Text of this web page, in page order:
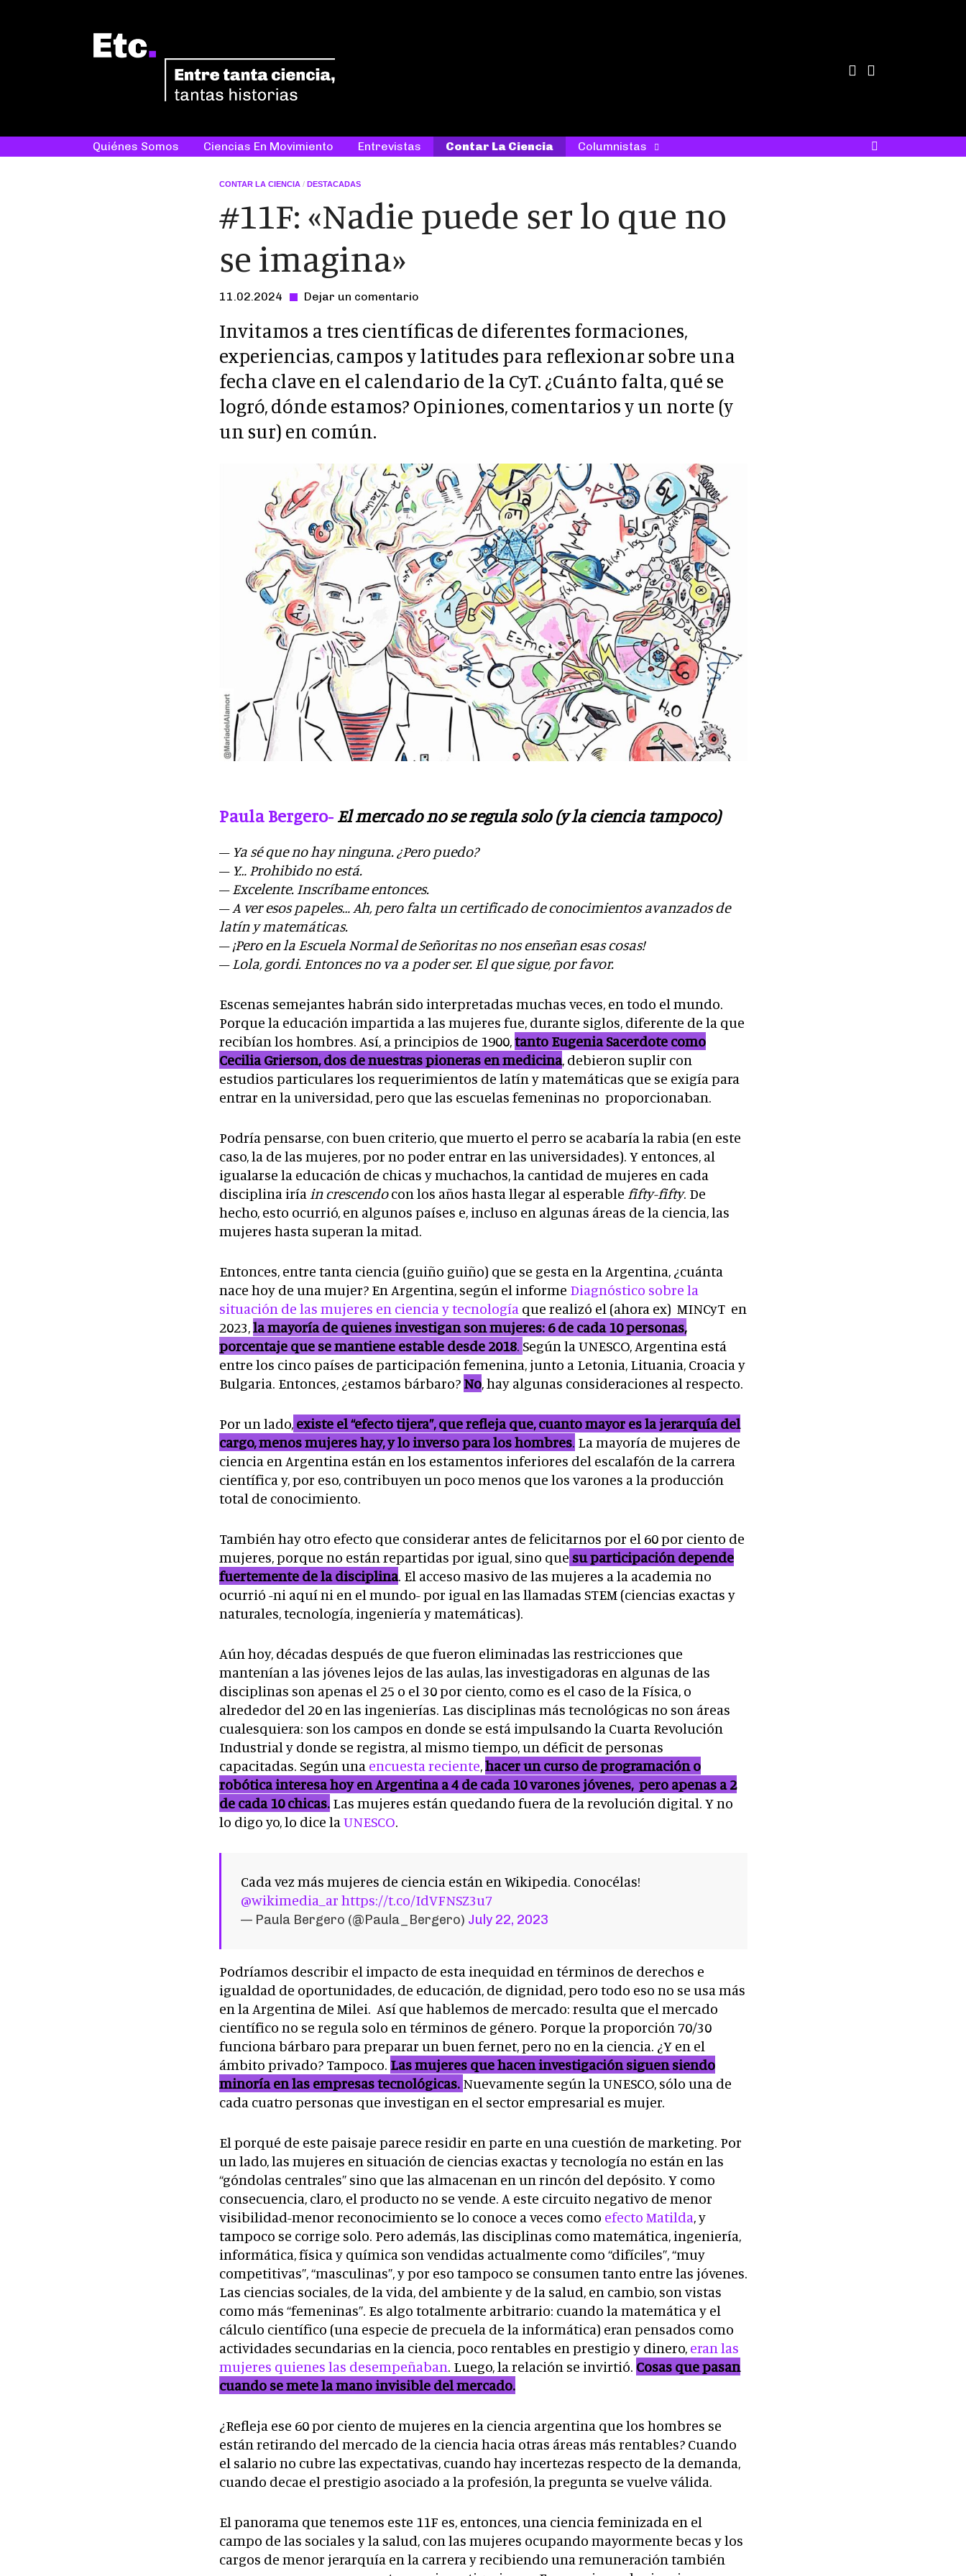
Quiénes Somos Ciencias En Movimiento Entrevistas Contar La Ciencia Columnistas
CONTAR LA CIENCIA/ DESTACADAS
#11F: «Nadie puede ser lo que no
se imagina»
11.02.2024 Dejar un comentario
Invitamos a tres científicas de diferentes formaciones,
experiencias, campos y latitudes para reflexionar sobre una
fecha clave en el calendario de la CyT. ¿Cuánto falta, qué se
logró, dónde estamos? Opiniones, comentarios y un norte (y
un sur) en común.
Paula Bergero-El mercado no se regula solo (y la ciencia tampoco)
– Ya sé que no hay ninguna. ¿Pero puedo?
– Y… Prohibido no está.
–Excelente. Inscríbame entonces.
–A ver esos papeles… Ah, pero falta un certificado de conocimientos avanzados de
latín y matemáticas.
–¡Pero en la Escuela Normal de Señoritas no nos enseñan esas cosas!
–Lola, gordi. Entonces no va a poder ser. El que sigue, por favor.
Escenas semejantes habrán sido interpretadas muchas veces, en todo el mundo.
Porque la educación impartida a las mujeres fue, durante siglos, diferente de la que
recibían los hombres. Así, a principios de 1900,tanto Eugenia Sacerdote como
Cecilia Grierson, dos de nuestras pioneras en medicina, debieron suplir con
estudios particulares los requerimientos de latín y matemáticas que se exigía para
entrar en la universidad, pero que las escuelas femeninas no proporcionaban.
Podría pensarse, con buen criterio, que muerto el perro se acabaría la rabia (en este
caso, la de las mujeres, por no poder entrar en las universidades). Y entonces, al
igualarse la educación de chicas y muchachos, la cantidad de mujeres en cada
disciplina iríain crescendocon los años hasta llegar al esperable fifty-fifty. De
hecho, esto ocurrió, en algunos países e, incluso en algunas áreas de la ciencia, las
mujeres hasta superan la mitad.
Entonces, entre tanta ciencia (guiño guiño) que se gesta en la Argentina, ¿cuánta
nace hoy de una mujer? En Argentina, según el informe Diagnóstico sobre la
situación de las mujeres en ciencia y tecnologíaque realizó el (ahora ex) MINCyT en
2023,la mayoría de quienes investigan son mujeres: 6 de cada 10 personas,
porcentaje que se mantiene estable desde 2018. Según la UNESCO, Argentina está
entre los cinco países de participación femenina, junto a Letonia, Lituania, Croacia y
Bulgaria. Entonces, ¿estamos bárbaro? No, hay algunas consideraciones al respecto.
Por un lado, existe el “efecto tijera”, que refleja que, cuanto mayor es la jerarquía del
cargo, menos mujeres hay, y lo inverso para los hombres. La mayoría de mujeres de
ciencia en Argentina están en los estamentos inferiores del escalafón de la carrera
científica y, por eso, contribuyen un poco menos que los varones a la producción
total de conocimiento.
También hay otro efecto que considerar antes de felicitarnos por el 60 por ciento de
mujeres, porque no están repartidas por igual, sino que su participación depende
fuertemente de la disciplina. El acceso masivo de las mujeres a la academia no
ocurrió -ni aquí ni en el mundo- por igual en las llamadas STEM (ciencias exactas y
naturales, tecnología, ingeniería y matemáticas).
Aún hoy, décadas después de que fueron eliminadas las restricciones que
mantenían a las jóvenes lejos de las aulas, las investigadoras en algunas de las
disciplinas son apenas el 25 o el 30 por ciento, como es el caso de la Física, o
alrededor del 20 en las ingenierías. Las disciplinas más tecnológicas no son áreas
cualesquiera: son los campos en donde se está impulsando la Cuarta Revolución
Industrial y donde se registra, al mismo tiempo, un déficit de personas
capacitadas. Según una encuesta reciente,hacer un curso de programación o
robótica interesa hoy en Argentina a 4 de cada 10 varones jóvenes, pero apenas a 2
de cada 10 chicas. Las mujeres están quedando fuera de la revolución digital. Y no
lo digo yo, lo dice laUNESCO.
Cada vez más mujeres de ciencia están en Wikipedia. Conocélas!
@wikimedia_ar https://t.co/IdVFNSZ3u7
— Paula Bergero (@Paula_Bergero) July 22, 2023
Podríamos describir el impacto de esta inequidad en términos de derechos e
igualdad de oportunidades, de educación, de dignidad, pero todo eso no se usa más
en la Argentina de Milei. Así que hablemos de mercado: resulta que el mercado
científico no se regula solo en términos de género. Porque la proporción 70/30
funciona bárbaro para preparar un buen fernet, pero no en la ciencia. ¿Y en el
ámbito privado? Tampoco. Las mujeres que hacen investigación siguen siendo
minoría en las empresas tecnológicas. Nuevamente según la UNESCO, sólo una de
cada cuatro personas que investigan en el sector empresarial es mujer.
El porqué de este paisaje parece residir en parte en una cuestión de marketing. Por
un lado, las mujeres en situación de ciencias exactas y tecnología no están en las
“góndolas centrales” sino que las almacenan en un rincón del depósito. Y como
consecuencia, claro, el producto no se vende. A este circuito negativo de menor
visibilidad-menor reconocimiento se lo conoce a veces como efecto Matilda, y
tampoco se corrige solo. Pero además, las disciplinas como matemática, ingeniería,
informática, física y química son vendidas actualmente como “difíciles”, “muy
competitivas”, “masculinas”, y por eso tampoco se consumen tanto entre las jóvenes.
Las ciencias sociales, de la vida, del ambiente y de la salud, en cambio, son vistas
como más “femeninas”. Es algo totalmente arbitrario: cuando la matemática y el
cálculo científico (una especie de precuela de la informática) eran pensados como
actividades secundarias en la ciencia, poco rentables en prestigio y dinero, eran las
mujeres quienes las desempeñaban. Luego, la relación se invirtió. Cosas que pasan
cuando se mete la mano invisible del mercado.
¿Refleja ese 60 por ciento de mujeres en la ciencia argentina que los hombres se
están retirando del mercado de la ciencia hacia otras áreas más rentables? Cuando
el salario no cubre las expectativas, cuando hay incertezas respecto de la demanda,
cuando decae el prestigio asociado a la profesión, la pregunta se vuelve válida.
El panorama que tenemos este 11F es, entonces, una ciencia feminizada en el
campo de las sociales y la salud, con las mujeres ocupando mayormente becas y los
cargos de menor jerarquía en la carrera y recibiendo una remuneración también